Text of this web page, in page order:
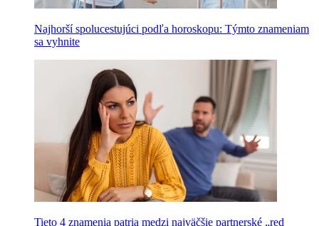
Najhorší spolucestujúci podľa horoskopu: Týmto znameniam
sa vyhnite
Tieto 4 znamenia patria medzi najväčšie partnerské „red